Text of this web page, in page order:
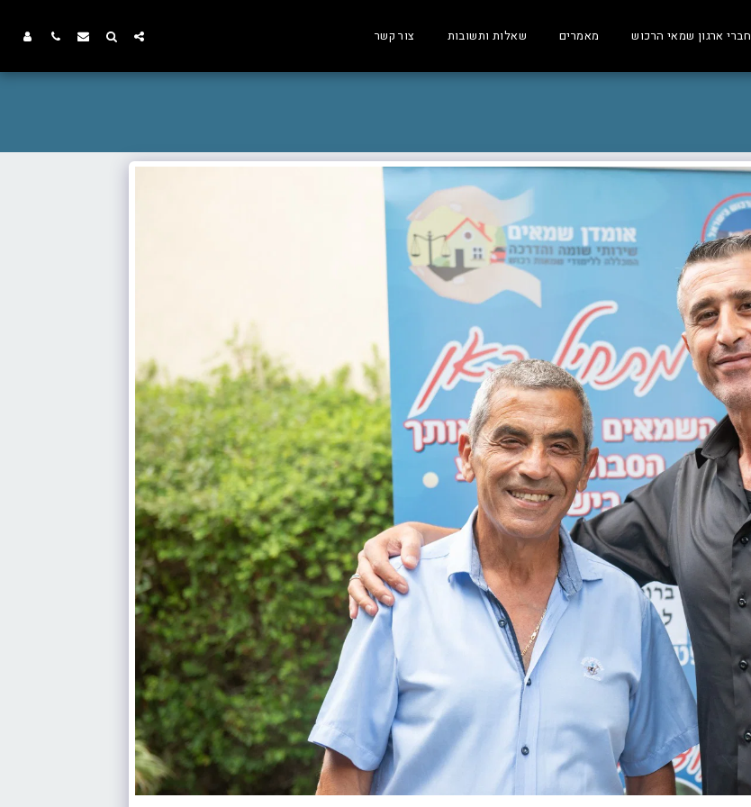
חברי ארגון שמאי הרכוש מאמרים שאלות ותשובות צור קשר